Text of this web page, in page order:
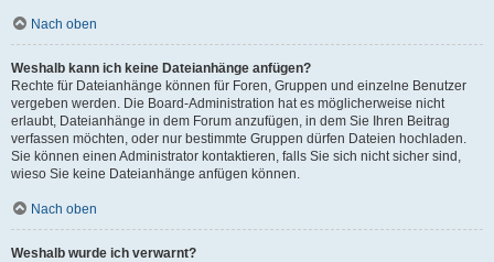
Nach oben
Weshalb kann ich keine Dateianhänge anfügen?
Rechte für Dateianhänge können für Foren, Gruppen und einzelne Benutzer
vergeben werden. Die Board-Administration hat es möglicherweise nicht
erlaubt, Dateianhänge in dem Forum anzufügen, in dem Sie Ihren Beitrag
verfassen möchten, oder nur bestimmte Gruppen dürfen Dateien hochladen.
Sie können einen Administrator kontaktieren, falls Sie sich nicht sicher sind,
wieso Sie keine Dateianhänge anfügen können.
Nach oben
Weshalb wurde ich verwarnt?